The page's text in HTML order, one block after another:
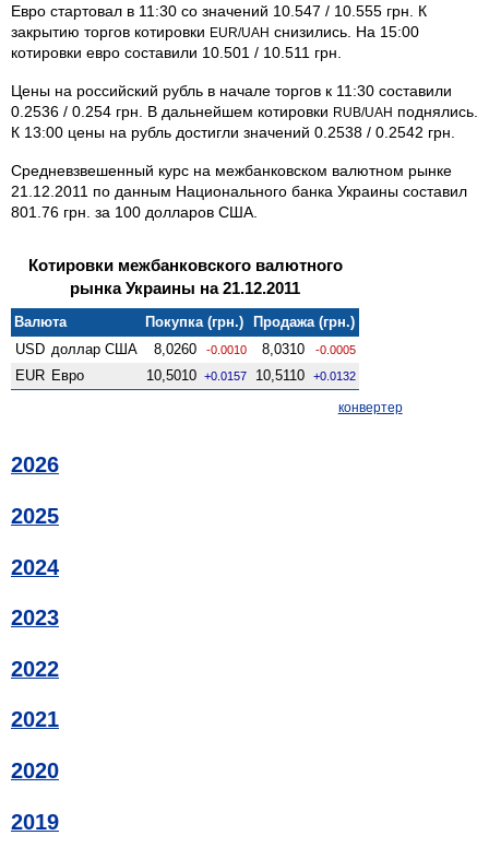
Евро стартовал в 11:30 со значений 10.547 / 10.555 грн. К
закрытию торгов котировки EUR/UAH снизились. На 15:00
котировки евро составили 10.501 / 10.511 грн.
Цены на российский рубль в начале торгов к 11:30 составили
0.2536 / 0.254 грн. В дальнейшем котировки RUB/UAH поднялись.
К 13:00 цены на рубль достигли значений 0.2538 / 0.2542 грн.
Средневзвешенный курс на межбанковском валютном рынке
21.12.2011 по данным Национального банка Украины составил
801.76 грн. за 100 долларов США.
Котировки межбанковского валютного
рынка Украины на 21.12.2011
Валюта Покупка (грн.)
Продажа (грн.)
USD доллар США 8,0260 -0.0010 8,0310 -0.0005
EUR Евро 10,5010 +0.0157 10,5110 +0.0132
конвертер
2026
2025
2024
2023
2022
2021
2020
2019